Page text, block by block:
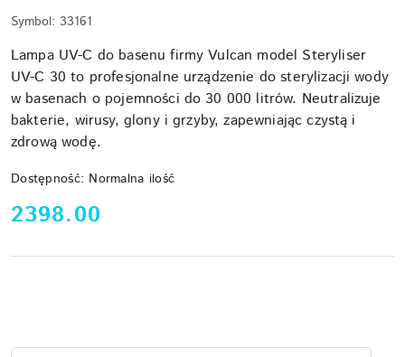
Symbol: 33161
Lampa UV-C do basenu firmy Vulcan model Steryliser
UV-C 30 to profesjonalne urządzenie do sterylizacji wody
w basenach o pojemności do 30 000 litrów. Neutralizuje
bakterie, wirusy, glony i grzyby, zapewniając czystą i
zdrową wodę.
Dostępność: Normalna ilość
cena:
2398.00